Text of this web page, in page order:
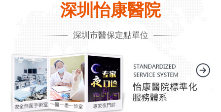
深圳怡康醫院
深圳市醫保定點單位